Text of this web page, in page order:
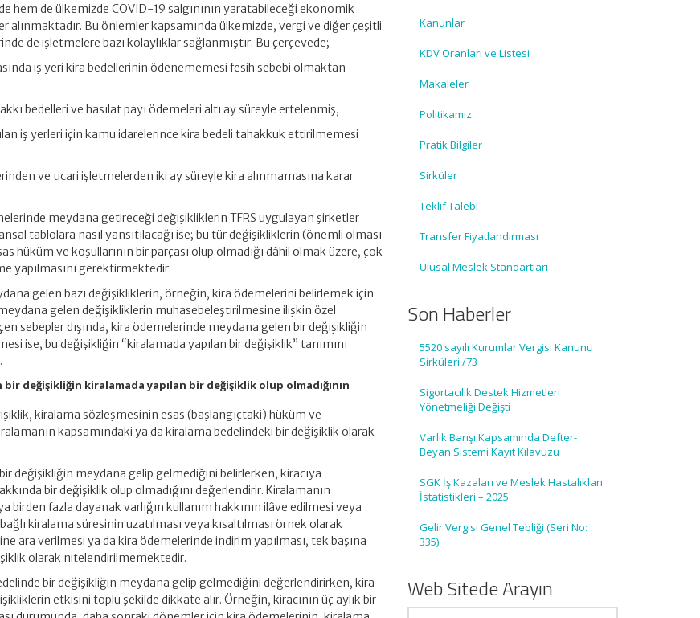
hem de ülkemizde COVID-19 salgınının yaratabileceği ekonomik
alınmaktadır. Bu önlemler kapsamında ülkemizde, vergi ve diğer çeşitli
de işletmelere bazı kolaylıklar sağlanmıştır. Bu çerçevede;
iş yeri kira bedellerinin ödenememesi fesih sebebi olmaktan
bedelleri ve hasılat payı ödemeleri altı ay süreyle ertelenmiş,
iş yerleri için kamu idarelerince kira bedeli tahakkuk ettirilmemesi
ve ticari işletmelerden iki ay süreyle kira alınmamasına karar
meydana getireceği değişikliklerin TFRS uygulayan şirketler
tablolara nasıl yansıtılacağı ise; bu tür değişikliklerin (önemli olması
hüküm ve koşullarının bir parçası olup olmadığı dâhil olmak üzere, çok
yapılmasını gerektirmektedir.
gelen bazı değişikliklerin, örneğin, kira ödemelerini belirlemek için
gelen değişikliklerin muhasebeleştirilmesine ilişkin özel
sebepler dışında, kira ödemelerinde meydana gelen bir değişikliğin
ise, bu değişikliğin “kiralamada yapılan bir değişiklik” tanımını
değişikliğin kiralamada yapılan bir değişiklik olup olmadığının
kiralama sözleşmesinin esas (başlangıçtaki) hüküm ve
kapsamındaki ya da kiralama bedelindeki bir değişiklik olarak
değişikliğin meydana gelip gelmediğini belirlerken, kiracıya
bir değişiklik olup olmadığını değerlendirir. Kiralamanın
birden fazla dayanak varlığın kullanım hakkının ilâve edilmesi veya
kiralama süresinin uzatılması veya kısaltılması örnek olarak
ara verilmesi ya da kira ödemelerinde indirim yapılması, tek başına
olarak nitelendirilmemektedir.
bir değişikliğin meydana gelip gelmediğini değerlendirirken, kira
etkisini toplu şekilde dikkate alır. Örneğin, kiracının üç aylık bir
Kanunlar
KDV Oranları ve Listesi
Makaleler
Politikamız
Pratik Bilgiler
Sirküler
Teklif Talebi
Transfer Fiyatlandırması
Ulusal Meslek Standartları
Son Haberler
5520 sayılı Kurumlar Vergisi Kanunu
Sirküleri /73
Sigortacılık Destek Hizmetleri
Yönetmeliği Değişti
Varlık Barışı Kapsamında Defter-
Beyan Sistemi Kayıt Kılavuzu
SGK İş Kazaları ve Meslek Hastalıkları
İstatistikleri – 2025
Gelir Vergisi Genel Tebliği (Seri No:
335)
Web Sitede Arayın